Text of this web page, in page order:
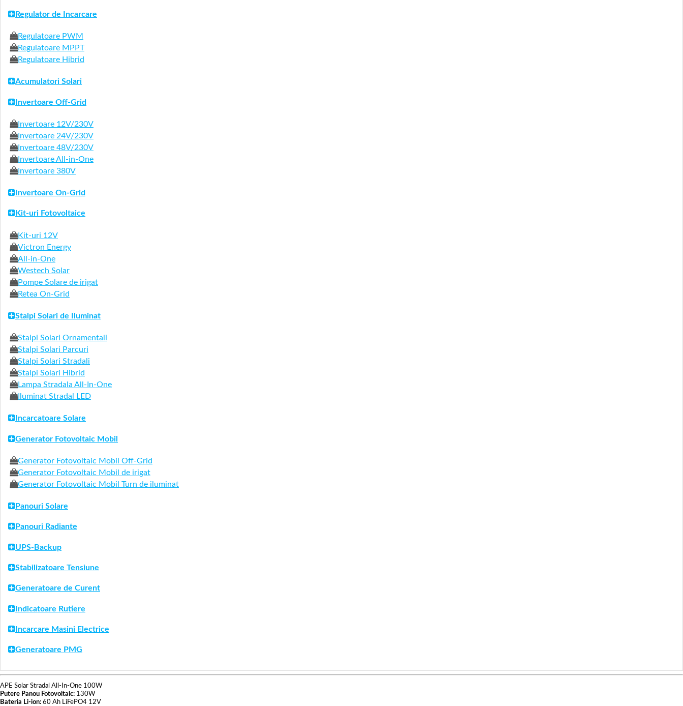
Regulator de Incarcare
Regulatoare PWM
Regulatoare MPPT
Regulatoare Hibrid
Acumulatori Solari
Invertoare Off-Grid
Invertoare 12V/230V
Invertoare 24V/230V
Invertoare 48V/230V
Invertoare All-in-One
Invertoare 380V
Invertoare On-Grid
Kit-uri Fotovoltaice
Kit-uri 12V
Victron Energy
All-in-One
Westech Solar
Pompe Solare de irigat
Retea On-Grid
Stalpi Solari de Iluminat
Stalpi Solari Ornamentali
Stalpi Solari Parcuri
Stalpi Solari Stradali
Stalpi Solari Hibrid
Lampa Stradala All-In-One
Iluminat Stradal LED
Incarcatoare Solare
Generator Fotovoltaic Mobil
Generator Fotovoltaic Mobil Off-Grid
Generator Fotovoltaic Mobil de irigat
Generator Fotovoltaic Mobil Turn de iluminat
Panouri Solare
Panouri Radiante
UPS-Backup
Stabilizatoare Tensiune
Generatoare de Curent
Indicatoare Rutiere
Incarcare Masini Electrice
Generatoare PMG
APE Solar Stradal All-In-One 100W
Putere Panou Fotovoltaic: 130W
Bateria Li-ion: 60 Ah LiFePO4 12V